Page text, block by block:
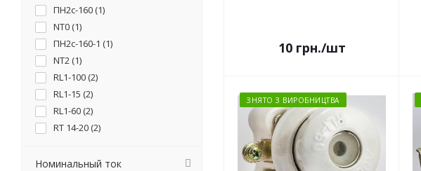
10грн./шт
ЗНЯТО З ВИРОБНИЦТВА
ПН2с-160 (1)
NT0 (1)
ПН2с-160-1 (1)
NT2 (1)
RL1-100 (2)
RL1-15 (2)
RL1-60 (2)
RT 14-20 (2)
RT 14-63 (1)
Номинальный ток